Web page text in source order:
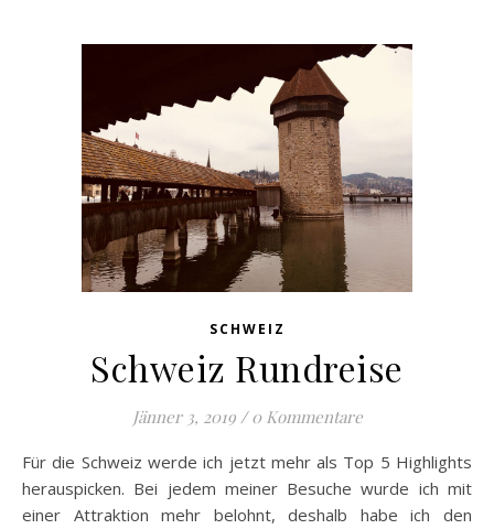
SCHWEIZ
Schweiz Rundreise
Jänner 3, 2019 / 0 Kommentare
Für die Schweiz werde ich jetzt mehr als Top 5 Highlights
herauspicken. Bei jedem meiner Besuche wurde ich mit
einer Attraktion mehr belohnt, deshalb habe ich den